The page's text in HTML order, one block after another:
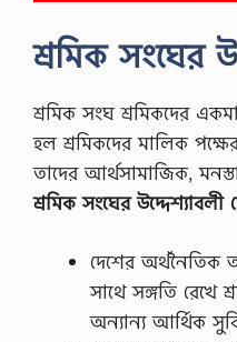
শ্রমিক সংঘের
শ্রমিক সংঘ শ্রমিকদের
হল শ্রমিকদের মালিক
তাদের আর্থসামাজিক,
শ্রমিক সংঘের উদ্দেশ্যাবলী
দেশের অর্থনৈতিক
সাথে সঙ্গতি রেখে
অন্যান্য আর্থিক